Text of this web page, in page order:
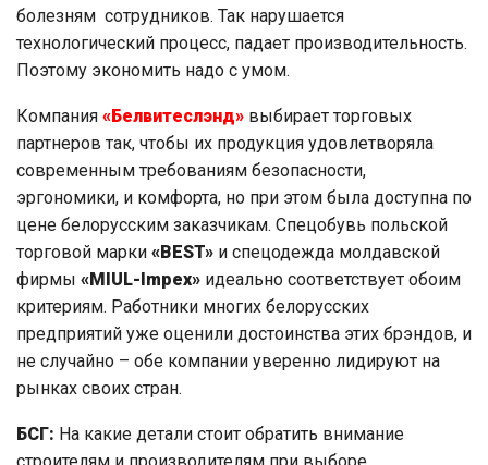
болезням сотрудников. Так нарушается
технологический процесс, падает производительность.
Поэтому экономить надо с умом.
Компания «Белвитеслэнд» выбирает торговых
партнеров так, чтобы их продукция удовлетворяла
современным требованиям безопасности,
эргономики, и комфорта, но при этом была доступна по
цене белорусским заказчикам. Спецобувь польской
торговой марки «BEST» и спецодежда молдавской
фирмы «MIUL-Impex» идеально соответствует обоим
критериям. Работники многих белорусских
предприятий уже оценили достоинства этих брэндов, и
не случайно – обе компании уверенно лидируют на
рынках своих стран.
БСГ: На какие детали стоит обратить внимание